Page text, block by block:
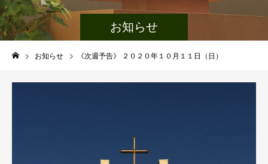
お知らせ
お知らせ 《次週予告》 ２０２０年１０月１１日（日）